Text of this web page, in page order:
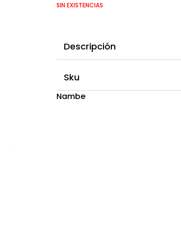
SIN EXISTENCIAS
Descripción
Sku
Nambe